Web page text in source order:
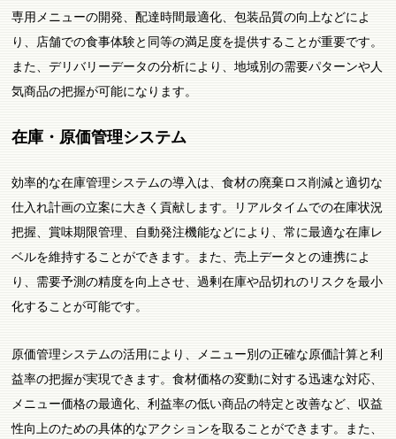
専用メニューの開発、配達時間最適化、包装品質の向上などによ
り、店舗での食事体験と同等の満足度を提供することが重要です。
また、デリバリーデータの分析により、地域別の需要パターンや人
気商品の把握が可能になります。
在庫・原価管理システム
効率的な在庫管理システムの導入は、食材の廃棄ロス削減と適切な
仕入れ計画の立案に大きく貢献します。リアルタイムでの在庫状況
把握、賞味期限管理、自動発注機能などにより、常に最適な在庫レ
ベルを維持することができます。また、売上データとの連携によ
り、需要予測の精度を向上させ、過剰在庫や品切れのリスクを最小
化することが可能です。
原価管理システムの活用により、メニュー別の正確な原価計算と利
益率の把握が実現できます。食材価格の変動に対する迅速な対応、
メニュー価格の最適化、利益率の低い商品の特定と改善など、収益
性向上のための具体的なアクションを取ることができます。また、